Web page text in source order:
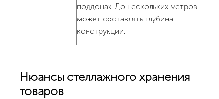
поддонах. До нескольких метров
может составлять глубина
конструкции.
Нюансы стеллажного хранения
товаров